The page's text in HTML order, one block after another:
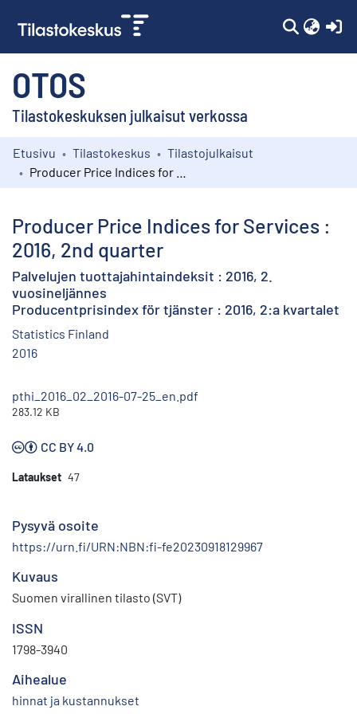
OTOS
Tilastokeskuksen julkaisut verkossa
Kokoelmat
Etusivu Tilastokeskus
Tilastojulkaisut
Producer Price Indices for Services :
2016, 2nd quarter
Palvelujen tuottajahintaindeksit : 2016, 2.
vuosineljännes
Producentprisindex för tjänster : 2016, 2:a kvartalet
Statistics Finland
2016
pthi_2016_02_2016-07-25_en.pdf
283.12 KB
CC BY 4.0
Lataukset 47
Pysyvä osoite
https://urn.fi/URN:NBN:fi-fe20230918129967
Kuvaus
Suomen virallinen tilasto (SVT)
ISSN
1798-3940
Aihealue
hinnat ja kustannukset